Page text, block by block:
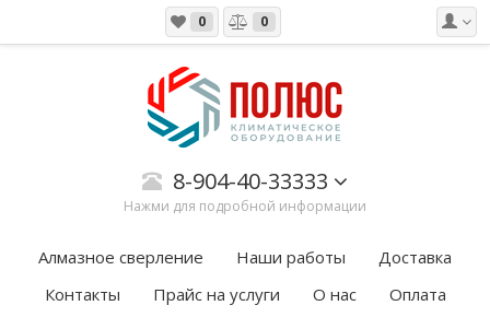
0 0
8-904-40-33333
Нажми для подробной информации
Алмазное сверление Наши работы
Доставка
Контакты
Прайс на услуги О нас
Оплата